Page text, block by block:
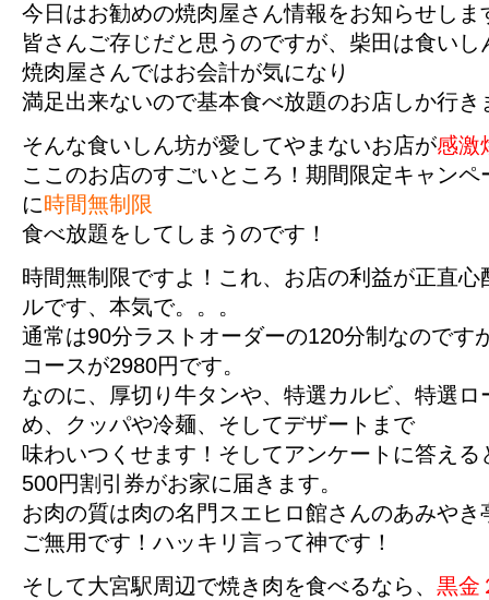
今日はお勧めの焼肉屋さん情報をお知らせしま
皆さんご存じだと思うのですが、柴田は食い
焼肉屋さんではお会計が気になり
満足出来ないので基本食べ放題のお店しか行
そんな食いしん坊が愛してやまないお店が感激
ここのお店のすごいところ！期間限定キャン
に時間無制限
食べ放題をしてしまうのです！
時間無制限ですよ！これ、お店の利益が正直
ルです、本気で。。。
通常は90分ラストオーダーの120分制なのです
コースが2980円です。
なのに、厚切り牛タンや、特選カルビ、特選
め、クッパや冷麺、そしてデザートまで
味わいつくせます！そしてアンケートに答える
500円割引券がお家に届きます。
お肉の質は肉の名門スエヒロ館さんのあみや
ご無用です！ハッキリ言って神です！
そして大宮駅周辺で焼き肉を食べるなら、 黒金